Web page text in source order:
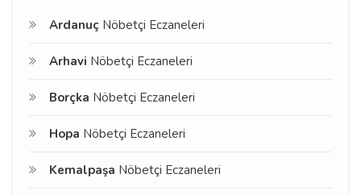
Ardanuç Nöbetçi Eczaneleri
Arhavi Nöbetçi Eczaneleri
Borçka Nöbetçi Eczaneleri
Hopa Nöbetçi Eczaneleri
Kemalpaşa Nöbetçi Eczaneleri